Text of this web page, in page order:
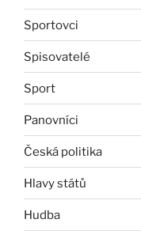
Sportovci
Spisovatelé
Sport
Panovníci
Česká politika
Hlavy států
Hudba